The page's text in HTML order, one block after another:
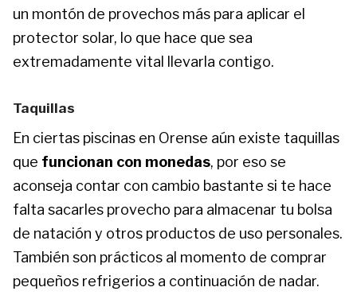
un montón de provechos más para aplicar el
protector solar, lo que hace que sea
extremadamente vital llevarla contigo.
Taquillas
En ciertas piscinas en Orense aún existe taquillas
que funcionan con monedas, por eso se
aconseja contar con cambio bastante si te hace
falta sacarles provecho para almacenar tu bolsa
de natación y otros productos de uso personales.
También son prácticos al momento de comprar
pequeños refrigerios a continuación de nadar.